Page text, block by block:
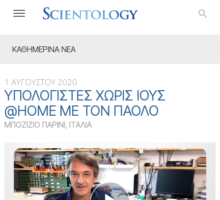
ΚΑΘΗΜΕΡΙΝΑ ΝΕΑ
1 ΑΥΓΟΥΣΤΟΥ 2020
ΥΠΟΛΟΓΙΣΤΈΣ ΧΩΡΊΣ ΙΟΎΣ
@HOME ΜΕ ΤΟΝ ΠΆΟΛΟ
ΜΠΟΖΙΖΙΟ ΠΑΡΙΝΙ, ΙΤΑΛΙΑ